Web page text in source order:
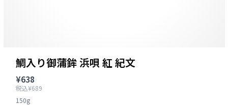
鯛入り御蒲鉾 浜唄 紅 紀文
¥638
税込¥689
150g